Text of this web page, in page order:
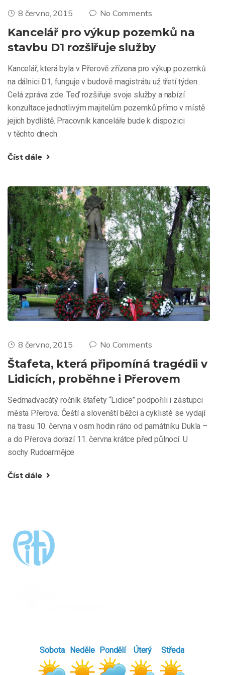
8 června, 2015 No Comments
Kancelář pro výkup pozemků na
stavbu D1 rozšiřuje služby
Kancelář, která byla v Přerově zřízena pro výkup pozemků
na dálnici D1, funguje v budově magistrátu už třetí týden.
Celá zpráva zde. Teď rozšiřuje svoje služby a nabízí
konzultace jednotlivým majitelům pozemků přímo v místě
jejich bydliště. Pracovník kanceláře bude k dispozici
v těchto dnech
Číst dále
8 června, 2015 No Comments
Štafeta, která připomíná tragédii v
Lidicích, proběhne i Přerovem
Sedmadvacátý ročník štafety “Lidice” podpořili i zástupci
města Přerova. Čeští a slovenští běžci a cyklisté se vydají
na trasu 10. června v osm hodin ráno od památníku Dukla –
a do Přerova dorazí 11. června krátce před půlnocí. U
sochy Rudoarmějce
Číst dále
Sobota Neděle Pondělí Úterý Středa